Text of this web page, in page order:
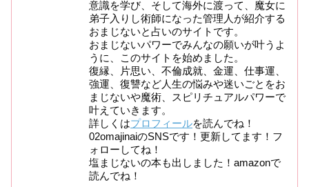
意識を学び、そして海外に渡って、魔女に
弟子入りし術師になった管理人が紹介する
おまじないと占いのサイトです。
おまじないパワーでみんなの願いが叶うよ
うに、このサイトを始めました。
復縁、片思い、不倫成就、金運、仕事運、
強運、復讐など人生の悩みや迷いごとをお
まじないや魔術、スピリチュアルパワーで
叶えていきます。
詳しくはプロフィールを読んでね！
02omajinaiのSNSです！更新してます！フ
ォローしてね！
塩まじないの本も出しました！amazonで
読んでね！